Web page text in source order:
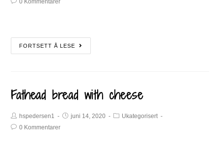
0 Kommentarer
FORTSETT Å LESE
Fathead bread with cheese
hspedersen1 juni 14, 2020
Ukategorisert
0 Kommentarer